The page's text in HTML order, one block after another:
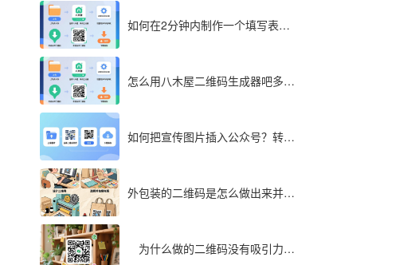
如何在2分钟内制作一个填写表格
怎么用八木屋二维码生成器吧多个
如何把宣传图片插入公众号？转为
外包装的二维码是怎么做出来并印
为什么做的二维码没有吸引力，